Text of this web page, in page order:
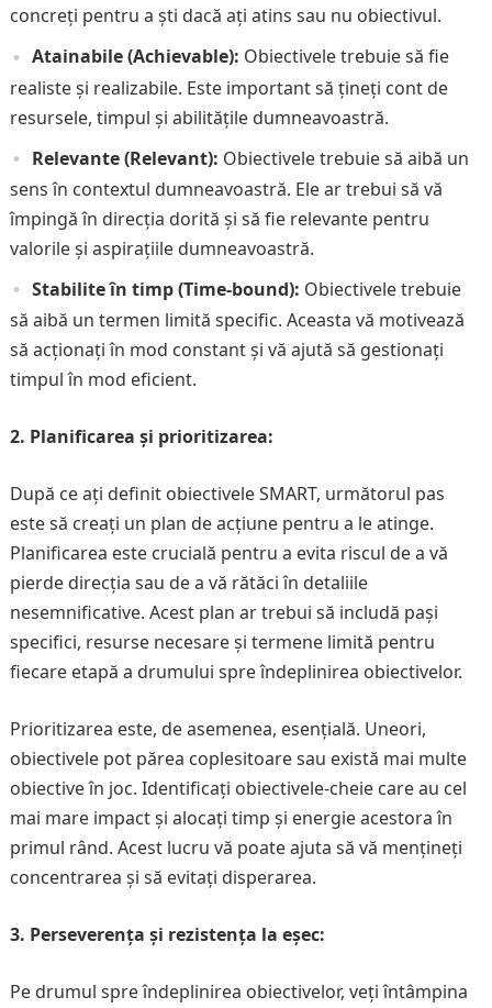
concreți pentru a ști dacă ați atins sau nu obiectivul.
Atainabile (Achievable): Obiectivele trebuie să fie
realiste și realizabile. Este important să țineți cont de
resursele, timpul și abilitățile dumneavoastră.
Relevante (Relevant): Obiectivele trebuie să aibă un
sens în contextul dumneavoastră. Ele ar trebui să vă
împingă în direcția dorită și să fie relevante pentru
valorile și aspirațiile dumneavoastră.
Stabilite în timp (Time-bound): Obiectivele trebuie
să aibă un termen limită specific. Aceasta vă motivează
să acționați în mod constant și vă ajută să gestionați
timpul în mod eficient.
2. Planificarea și prioritizarea:
După ce ați definit obiectivele SMART, următorul pas
este să creați un plan de acțiune pentru a le atinge.
Planificarea este crucială pentru a evita riscul de a vă
pierde direcția sau de a vă rătăci în detaliile
nesemnificative. Acest plan ar trebui să includă pași
specifici, resurse necesare și termene limită pentru
fiecare etapă a drumului spre îndeplinirea obiectivelor.
Prioritizarea este, de asemenea, esențială. Uneori,
obiectivele pot părea coplesitoare sau există mai multe
obiective în joc. Identificați obiectivele-cheie care au cel
mai mare impact și alocați timp și energie acestora în
primul rând. Acest lucru vă poate ajuta să vă mențineți
concentrarea și să evitați disperarea.
3. Perseverența și rezistența la eșec:
Pe drumul spre îndeplinirea obiectivelor, veți întâmpina